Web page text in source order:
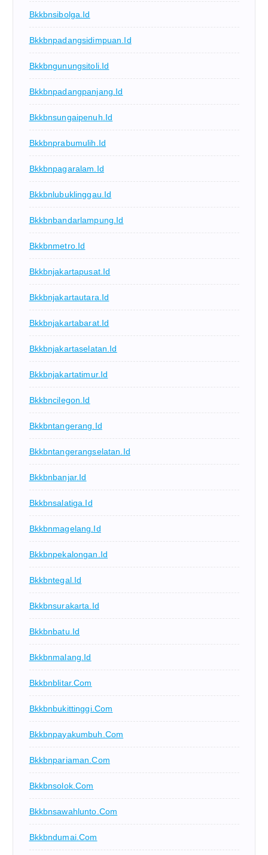
Bkkbnsibolga.id
Bkkbnpadangsidimpuan.id
Bkkbngunungsitoli.id
Bkkbnpadangpanjang.id
Bkkbnsungaipenuh.id
Bkkbnprabumulih.id
Bkkbnpagaralam.id
Bkkbnlubuklinggau.id
Bkkbnbandarlampung.id
Bkkbnmetro.id
Bkkbnjakartapusat.id
Bkkbnjakartautara.id
Bkkbnjakartabarat.id
Bkkbnjakartaselatan.id
Bkkbnjakartatimur.id
Bkkbncilegon.id
Bkkbntangerang.id
Bkkbntangerangselatan.id
Bkkbnbanjar.id
Bkkbnsalatiga.id
Bkkbnmagelang.id
Bkkbnpekalongan.id
Bkkbntegal.id
Bkkbnsurakarta.id
Bkkbnbatu.id
Bkkbnmalang.id
Bkkbnblitar.com
Bkkbnbukittinggi.com
Bkkbnpayakumbuh.com
Bkkbnpariaman.com
Bkkbnsolok.com
Bkkbnsawahlunto.com
Bkkbndumai.com